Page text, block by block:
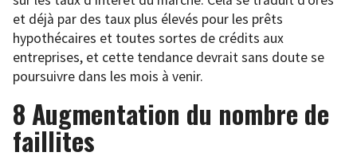
et déjà par des taux plus élevés pour les prêts
hypothécaires et toutes sortes de crédits aux
entreprises, et cette tendance devrait sans doute se
poursuivre dans les mois à venir.
8 Augmentation du nombre de
faillites